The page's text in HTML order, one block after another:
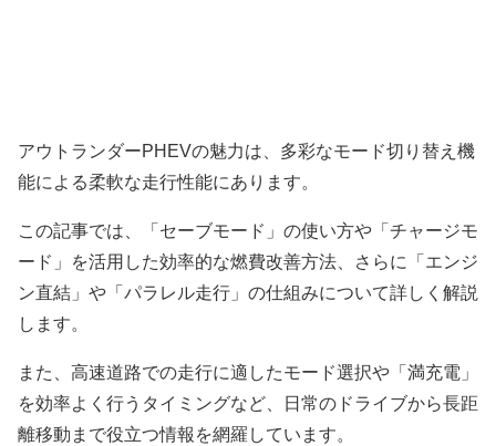
アウトランダーPHEVの魅力は、多彩なモード切り替え機
能による柔軟な走行性能にあります。
この記事では、「セーブモード」の使い方や「チャージモ
ード」を活用した効率的な燃費改善方法、さらに「エンジ
ン直結」や「パラレル走行」の仕組みについて詳しく解説
します。
また、高速道路での走行に適したモード選択や「満充電」
を効率よく行うタイミングなど、日常のドライブから長距
離移動まで役立つ情報を網羅しています。